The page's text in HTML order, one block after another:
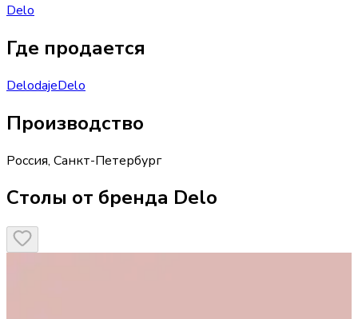
Delo
Где продается
DelodajeDelo
Производство
Россия, Санкт-Петербург
Столы от бренда Delo